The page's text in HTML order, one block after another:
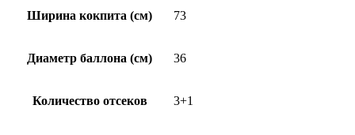
Ширина кокпита (см) 73
Диаметр баллона (см) 36
Количество отсеков 3+1